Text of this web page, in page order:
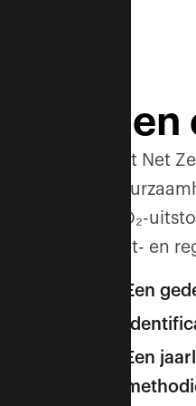
Het Net
CO₂-
wet- en
Een
Een